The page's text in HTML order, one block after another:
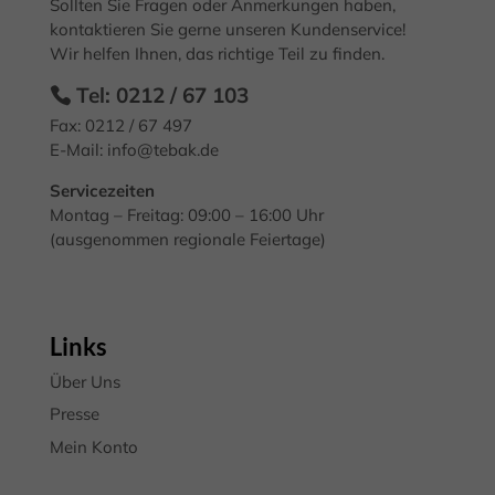
Sollten Sie Fragen oder Anmerkungen haben,
kontaktieren Sie gerne unseren Kundenservice!
Wir helfen Ihnen, das richtige Teil zu finden.
Tel: 0212 / 67 103
Fax: 0212 / 67 497
E-Mail: info@tebak.de
Servicezeiten
Montag – Freitag: 09:00 – 16:00 Uhr
(ausgenommen regionale Feiertage)
Links
Über Uns
Presse
Mein Konto
Essenziell (2)
Essenzielle Cookies ermöglichen grundlegende Funktionen und sind für
die einwandfreie Funktion der Website erforderlich.
Cookie-Informationen anzeigen
Marketing (3)
Marketing-Cookies werden von Drittanbietern oder Publishern
verwendet, um personalisierte Werbung anzuzeigen. Sie tun dies, indem
sie Besucher über Websites hinweg verfolgen.
Cookie-Informationen anzeigen
Inhalte von Videoplattformen und Social-Media-Plattformen werden
standardmäßig blockiert. Wenn Cookies von externen Medien akzeptiert
werden, bedarf der Zugriff auf diese Inhalte keiner manuellen
Einwilligung mehr.